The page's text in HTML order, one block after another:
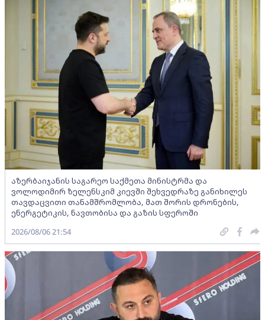
აზერბაიჯანის საგარეო საქმეთა მინისტრმა და
ვოლოდიმირ ზელენსკიმ კიევში შეხვედრაზე განიხილეს
თავდაცვითი თანამშრომლობა, მათ შორის დრონების,
ენერგეტიკის, ნავთობისა და გაზის სფეროში
2026/08/06 21:54